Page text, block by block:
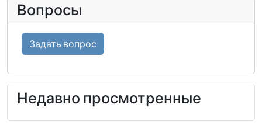
Вопросы
Задать вопрос
Недавно просмотренные